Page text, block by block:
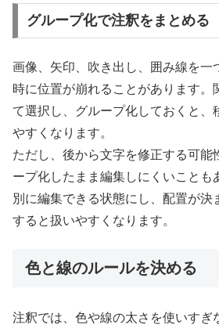
グループ化で注釈をまとめる
画像、矢印、吹き出し、囲み線を一
時に位置が崩れることがあります。
て選択し、グループ化しておくと、
やすくなります。
ただし、後から文字を修正する可能
ープ化したまま編集しにくいことも
別に編集できる状態にし、配置が決
すると扱いやすくなります。
色と線のルールを決める
注釈では、色や線の太さを使いすぎ